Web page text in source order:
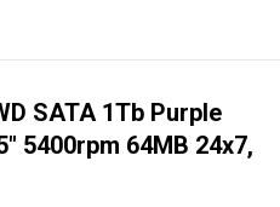
SATA 1Tb Purple
5400rpm 64MB 24x7,